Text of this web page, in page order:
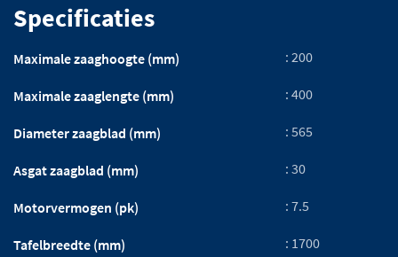
Specificaties
Maximale zaaghoogte (mm) : 200
Maximale zaaglengte (mm) : 400
Diameter zaagblad (mm) : 565
Asgat zaagblad (mm) : 30
Motorvermogen (pk) : 7.5
Tafelbreedte (mm) : 1700